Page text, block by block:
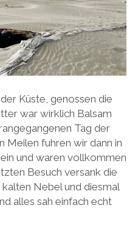
Küste, genossen die
war wirklich Balsam
Tag der
Meilen fuhren wir dann in
und waren vollkommen
Besuch versank die
Nebel und diesmal
alles sah einfach echt